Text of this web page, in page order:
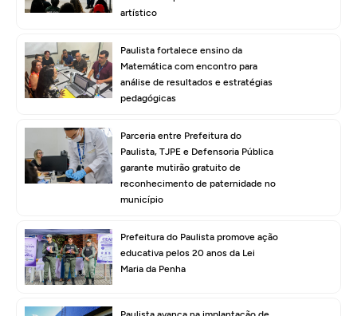
artístico
Paulista fortalece ensino da
Matemática com encontro para
análise de resultados e estratégias
pedagógicas
Parceria entre Prefeitura do
Paulista, TJPE e Defensoria Pública
garante mutirão gratuito de
reconhecimento de paternidade no
município
Prefeitura do Paulista promove ação
educativa pelos 20 anos da Lei
Maria da Penha